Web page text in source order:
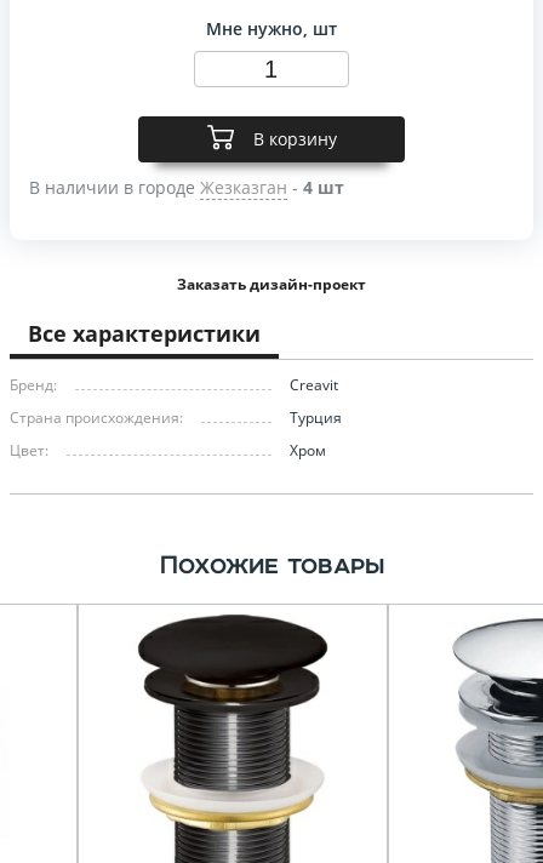
Мне нужно, шт
В корзину
В наличии в городе Жезказган - 4 шт
Заказать дизайн-проект
Все характеристики
Бренд:
Creavit
Страна происхождения:
Турция
Цвет:
Хром
Похожие товары